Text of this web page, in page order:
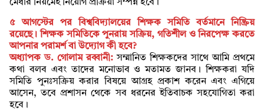
মেধার নিয়মেই নিয়োগ প্রক্রিয়া সম্পন্ন হবে।
৫ আগস্টের পর বিশ্ববিদ্যালয়ের শিক্ষক সমিতি বর্তমানে নিষ্ক্রিয়
রয়েছে। শিক্ষক সমিতিকে পুনরায় সক্রিয়, গতিশীল ও নিরপেক্ষ করতে
আপনার পরামর্শ বা উদ্যোগ কী হবে?
অধ্যাপক ড. গোলাম রব্বানী: সম্মানিত শিক্ষকদের সাথে আমি প্রথমে
কথা বলব এবং তাদের মনোভাব ও মতামত জানব। শিক্ষকরা যদি
সমিতি পুনঃসক্রিয় করার বিষয়ে আগ্রহ প্রকাশ করেন এবং এগিয়ে
আসেন, তবে প্রশাসন থেকে সব ধরনের ইতিবাচক সহযোগিতা করা
হবে।